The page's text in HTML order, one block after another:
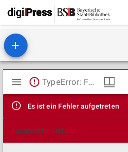
Mirador
Viewer
TypeError: Failed to fetch
Es ist ein Fehler aufgetreten
Technische Details